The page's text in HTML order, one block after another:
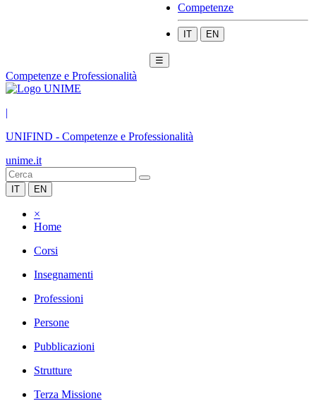
Competenze
IT EN
☰
Competenze e Professionalità
|
UNIFIND - Competenze e Professionalità
unime.it
IT EN
×
Home
Corsi
Insegnamenti
Professioni
Persone
Pubblicazioni
Strutture
Terza Missione